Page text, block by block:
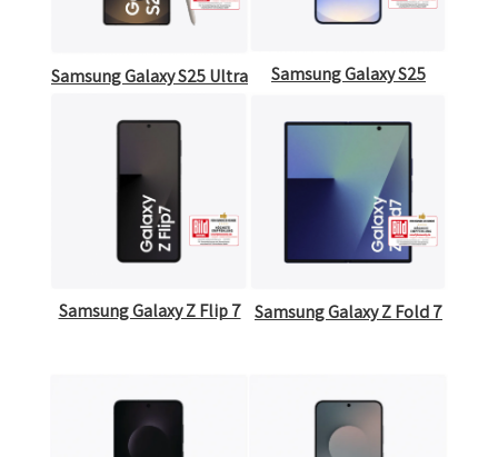
Samsung Galaxy S25 Ultra Samsung Galaxy S25
Samsung Galaxy Z Flip 7 Samsung Galaxy Z Fold 7